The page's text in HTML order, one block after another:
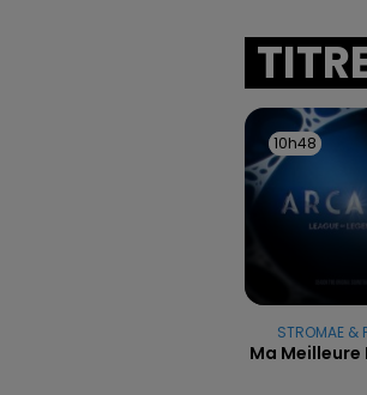
10h48
10h48
STROMAE &
Ma Meilleure